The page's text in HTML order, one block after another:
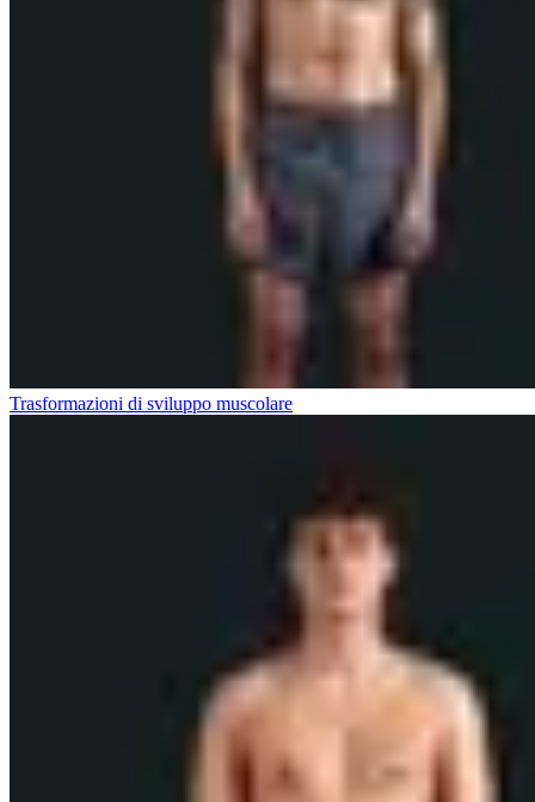
Trasformazioni di sviluppo muscolare